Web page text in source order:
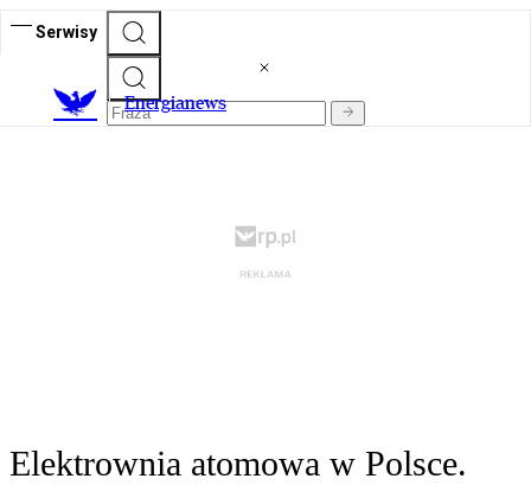
Serwisy
Energianews
Elektrownia atomowa w Polsce.